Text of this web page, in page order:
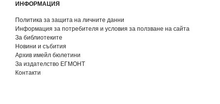
ИНФОРМАЦИЯ
Политика за защита на личните данни
Информация за потребителя и условия за ползване на сайта
За библиотеките
Новини и събития
Архив имейл бюлетини
За издателство ЕГМОНТ
Контакти